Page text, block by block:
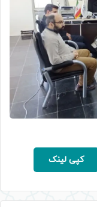
کپی لینک